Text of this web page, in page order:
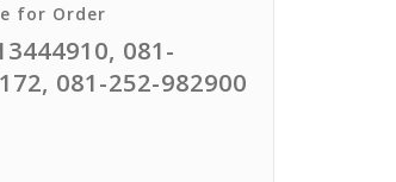
for Order
081-
081-252-982900